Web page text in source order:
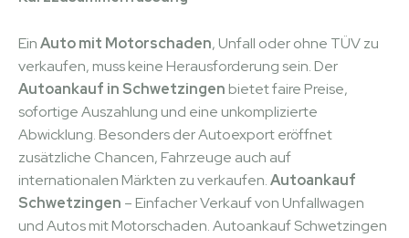
EinAuto mit Motorschaden, Unfall oder ohne TÜV zu
verkaufen, muss keine Herausforderung sein. Der
Autoankauf in Schwetzingen bietet faire Preise,
sofortige Auszahlung und eine unkomplizierte
Abwicklung. Besonders der Autoexport eröffnet
zusätzliche Chancen, Fahrzeuge auch auf
internationalen Märkten zu verkaufen.Autoankauf
Schwetzingen – Einfacher Verkauf von Unfallwagen
und Autos mit Motorschaden. Autoankauf Schwetzingen